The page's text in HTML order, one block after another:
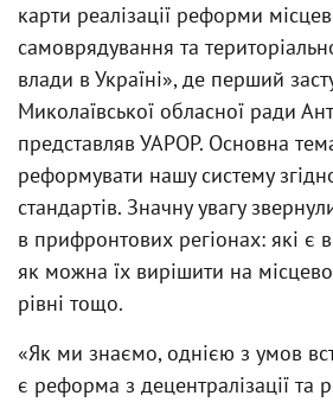
карти реалізації реформи
самоврядування та
влади в Україні», де перший
Миколаївської обласної ради
представляв УАРОР. Основна
реформувати нашу систему
стандартів. Значну увагу
в прифронтових регіонах: які є
як можна їх вирішити на
рівні тощо.
«Як ми знаємо, однією з умов
є реформа з децентралізації та